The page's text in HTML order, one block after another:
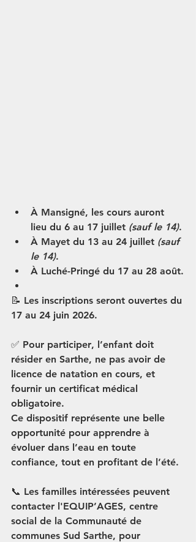
À Mansigné, les cours auront
lieu du 6 au 17 juillet (sauf le 14).
À Mayet du 13 au 24 juillet (sauf
le 14).
À Luché-Pringé du 17 au 28 août.
📝 Les inscriptions seront ouvertes du
17 au 24 juin 2026.
✅ Pour participer, l’enfant doit
résider en Sarthe, ne pas avoir de
licence de natation en cours, et
fournir un certificat médical
obligatoire.
Ce dispositif représente une belle
opportunité pour apprendre à
évoluer dans l’eau en toute
confiance, tout en profitant de l’été.
📞 Les familles intéressées peuvent
contacter l'EQUIP’AGES, centre
social de la Communauté de
communes Sud Sarthe, pour